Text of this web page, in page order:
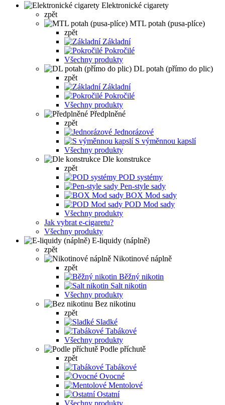
Elektronické cigarety
zpět
MTL potah (pusa-plíce)
zpět
Základní
Pokročilé
Všechny produkty
DL potah (přímo do plic)
zpět
Základní
Pokročilé
Všechny produkty
Předplněné
zpět
Jednorázové
S výměnnou kapslí
Všechny produkty
Dle konstrukce
zpět
POD systémy
Pen-style sady
BOX Mod sady
POD Mod sady
Všechny produkty
Jak vybrat e-cigaretu?
Všechny produkty
E-liquidy (náplně)
zpět
Nikotinové náplně
zpět
Běžný nikotin
Salt nikotin
Všechny produkty
Bez nikotinu
zpět
Sladké
Tabákové
Všechny produkty
Podle příchutě
zpět
Tabákové
Ovocné
Mentolové
Ostatní
Všechny produkty